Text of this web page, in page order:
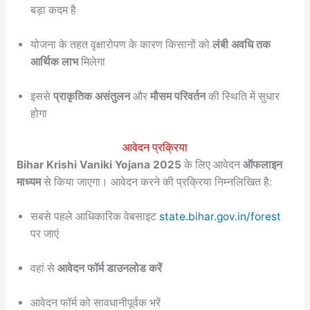
बड़ा कदम है
योजना के तहत वृक्षारोपण के कारण किसानों को लंबी अवधि तक
आर्थिक लाभमिलेगा
इससे प्राकृतिक असंतुलनऔर मौसम परिवर्तनकी स्थिति में सुधार
होगा
आवेदन प्रक्रिया
Bihar Krishi Vaniki Yojana 2025 के लिए आवेदनऑफलाइन
माध्यमसे किया जाएगा। आवेदन करने की प्रक्रिया निम्नलिखित है:
सबसे पहले आधिकारिक वेबसाइट state.bihar.gov.in/forest
पर जाएं
वहां से आवेदन फॉर्म डाउनलोड करें
आवेदन फॉर्म को सावधानीपूर्वक भरें